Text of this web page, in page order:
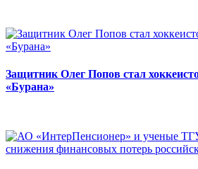
Защитник Олег Попов стал
«Бурана»